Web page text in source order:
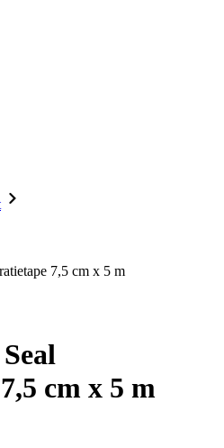
7,5 cm x 5 m
cm x 5 m